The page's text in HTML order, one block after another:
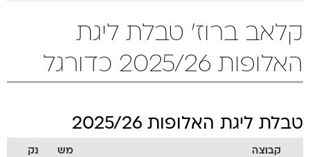
קלאב ברוז' טבלת ליגת
האלופות 2025/26 כדורגל
טבלת ליגת האלופות 2025/26
קבוצה מש נק